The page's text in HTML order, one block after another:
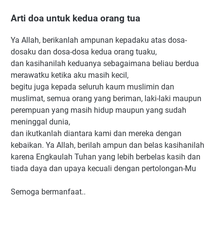
Arti doa untuk kedua orang tua
Ya Allah, berikanlah ampunan kepadaku atas dosa-
dosaku dan dosa-dosa kedua orang tuaku,
dan kasihanilah keduanya sebagaimana beliau berdua
merawatku ketika aku masih kecil,
begitu juga kepada seluruh kaum muslimin dan
muslimat, semua orang yang beriman, laki-laki maupun
perempuan yang masih hidup maupun yang sudah
meninggal dunia,
dan ikutkanlah diantara kami dan mereka dengan
kebaikan. Ya Allah, berilah ampun dan belas kasihanilah
karena Engkaulah Tuhan yang lebih berbelas kasih dan
tiada daya dan upaya kecuali dengan pertolongan-Mu
Semoga bermanfaat..